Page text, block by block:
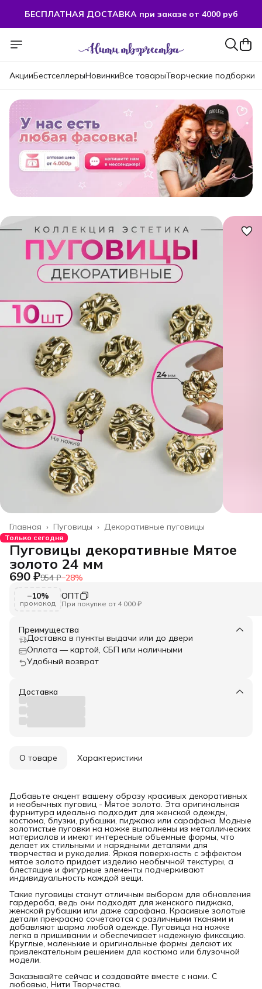
БЕСПЛАТНАЯ ДОСТАВКА при заказе от 4000 руб
БЕСПЛАТНАЯ ДОСТАВКА при заказе от 4000 руб
АкцииБестселлерыНовинкиВсе товарыТворческие подборки
Декоративные пуговицы
Пуговицы ›
Главная ›
Только сегодня
Пуговицы декоративные Мятое
золото 24 мм
690 ₽954 ₽−28%
−10%
промокод
ОПТ
При покупке от 4 000 ₽
Преимущества
Доставка в пункты выдачи или до двери
Оплата — картой, СБП или наличными
Удобный возврат
Доставка
О товаре Характеристики
Добавьте акцент вашему образу красивых декоративных
и необычных пуговиц - Мятое золото. Эта оригинальная
фурнитура идеально подходит для женской одежды,
костюма, блузки, рубашки, пиджака или сарафана. Модные
золотистые пуговки на ножке выполнены из металлических
материалов и имеют интересные объемные формы, что
делает их стильными и нарядными деталями для
творчества и рукоделия. Яркая поверхность с эффектом
мятое золото придает изделию необычной текстуры, а
блестящие и фигурные элементы подчеркивают
индивидуальность каждой вещи.
Такие пуговицы станут отличным выбором для обновления
гардероба, ведь они подходят для женского пиджака,
женской рубашки или даже сарафана. Красивые золотые
детали прекрасно сочетаются с различными тканями и
добавляют шарма любой одежде. Пуговица на ножке
легка в пришивании и обеспечивает надежную фиксацию.
Круглые, маленькие и оригинальные формы делают их
привлекательным решением для костюма или блузочной
модели.
Заказывайте сейчас и создавайте вместе с нами. С
любовью, Нити Творчества.